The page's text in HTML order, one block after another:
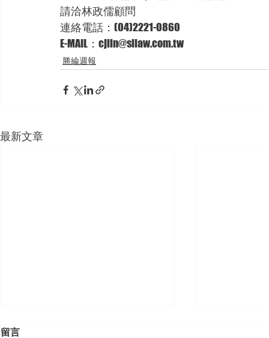
請洽林政儒顧問
連絡電話：(04)2221-0860
E-MAIL：cjlin@sllaw.com.tw
勝綸週報
最新文章
留言